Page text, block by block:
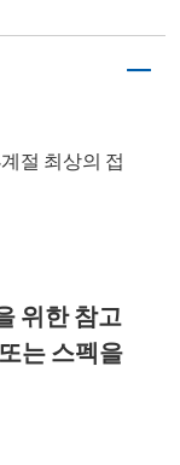
절 최상의 접
위한 참고
는 스펙을